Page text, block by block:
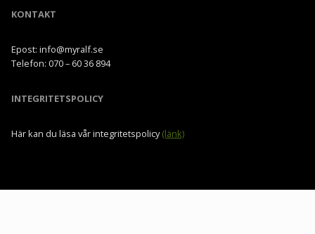
KONTAKT
Epost: info@myralf.se
Telefon: 070 – 60 36 894
INTEGRITETSPOLICY
Här kan du läsa vår integritetspolicy(länk)